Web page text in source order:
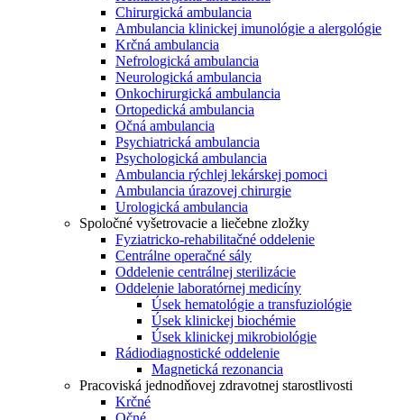
Chirurgická ambulancia
Ambulancia klinickej imunológie a alergológie
Krčná ambulancia
Nefrologická ambulancia
Neurologická ambulancia
Onkochirurgická ambulancia
Ortopedická ambulancia
Očná ambulancia
Psychiatrická ambulancia
Psychologická ambulancia
Ambulancia rýchlej lekárskej pomoci
Ambulancia úrazovej chirurgie
Urologická ambulancia
Spoločné vyšetrovacie a liečebne zložky
Fyziatricko-rehabilitačné oddelenie
Centrálne operačné sály
Oddelenie centrálnej sterilizácie
Oddelenie laboratórnej medicíny
Úsek hematológie a transfuziológie
Úsek klinickej biochémie
Úsek klinickej mikrobiológie
Rádiodiagnostické oddelenie
Magnetická rezonancia
Pracoviská jednodňovej zdravotnej starostlivosti
Krčné